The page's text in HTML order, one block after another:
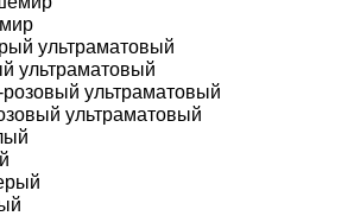
ультраматовый
ультраматовый